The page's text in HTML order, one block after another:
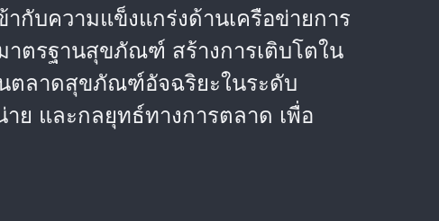
กับความแข็งแกร่งด้านเครือข่ายการ
าตรฐานสุขภัณฑ์ สร้างการเติบโตใน
ตลาดสุขภัณฑ์อัจฉริยะในระดับ
ย และกลยุทธ์ทางการตลาด เพื่อ